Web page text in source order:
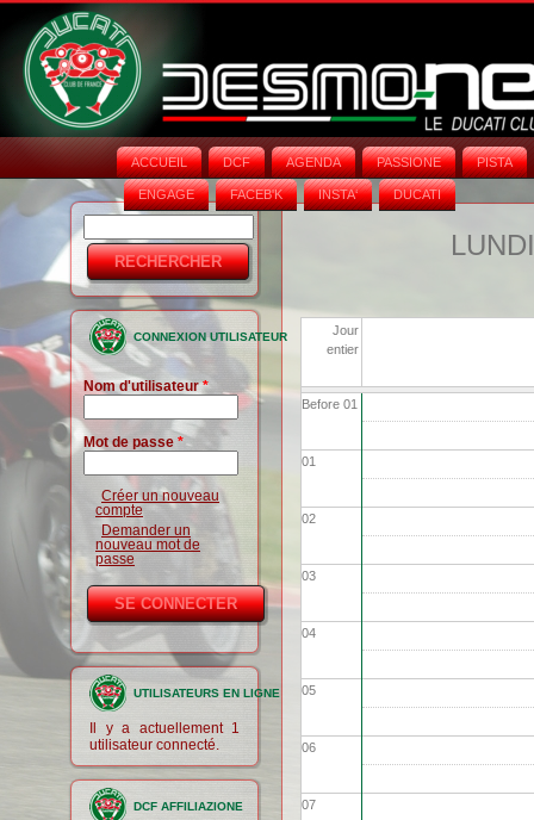
ACCUEIL DCF AGENDA PASSIONE PISTA
ENGAGE FACEB'K INSTA‘ DUCATI
Formulaire
de
recherche
CONNEXION UTILISATEUR
Nom d'utilisateur*
Mot de passe *
Créer un nouveau
compte
Demander un
nouveau mot de
passe
UTILISATEURS EN LIGNE
Il y a actuellement 1
utilisateur connecté.
DCF AFFILIAZIONE
Jour
entier
Before 01
01
02
03
04
05
06
07